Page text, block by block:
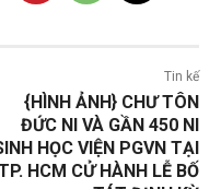
Tin kế
{HÌNH ẢNH} CHƯ TÔN
ĐỨC NI VÀ GẦN 450 NI
HỌC VIỆN PGVN TẠI
HCM CỬ HÀNH LỄ BỐ